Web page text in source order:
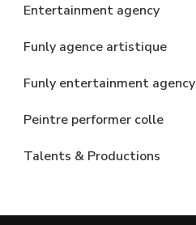
Entertainment agency
Funly agence artistique
Funly entertainment agency
Peintre performer colle
Talents & Productions